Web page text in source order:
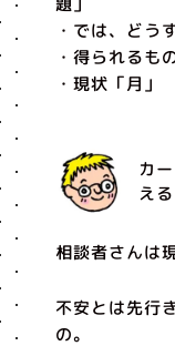
・では、どう
・得られるも
・現状「月」
カ
える
相談者さんは
不安とは先行
の。